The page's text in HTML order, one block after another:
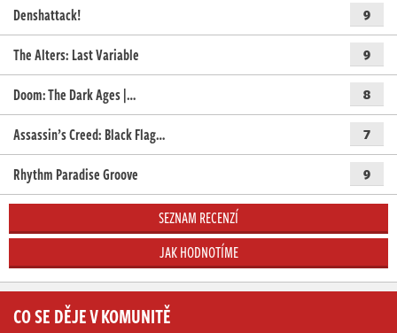
Denshattack! 9
The Alters: Last Variable 9
Doom: The Dark Ages |… 8
Assassin’s Creed: Black Flag… 7
Rhythm Paradise Groove 9
SEZNAM RECENZÍ
JAK HODNOTÍME
CO SE DĚJE V KOMUNITĚ